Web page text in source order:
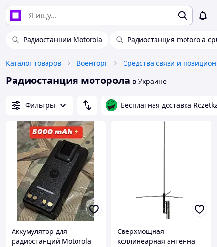
Радиостанции Motorola Радиостанция motorola
Каталог товаров Военторг
Радиостанция моторола в Украине
Фильтры Бесплатная доставка
Аккумулятор для
радиостанций Motorola
Сверхмощная
коллинеарная антенна